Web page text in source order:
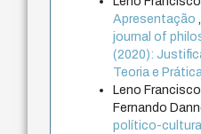
Apresentação
journal of
(2020):
Teoria e
Leno
Fernando
político-